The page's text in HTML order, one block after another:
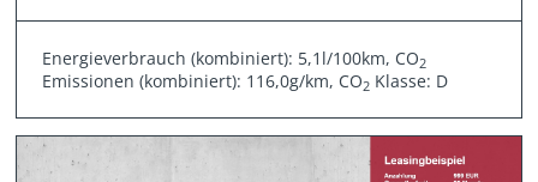
Energieverbrauch (kombiniert): 5,1l/100km, CO2
Emissionen (kombiniert): 116,0g/km, CO2 Klasse: D